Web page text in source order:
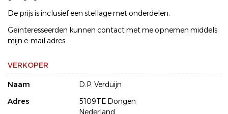
De prijs is inclusief een stellage met onderdelen.
Geïnteresseerden kunnen contact met me opnemen middels
mijn e-mail adres
VERKOPER
Naam
D.P. Verduijn
Adres
5109TE Dongen
Nederland